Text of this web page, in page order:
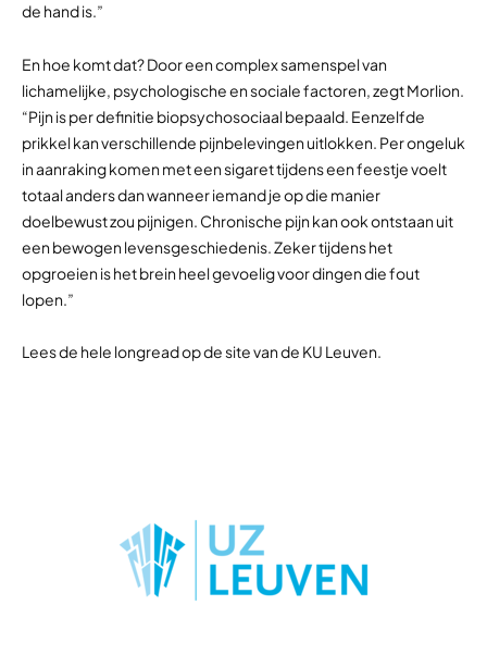
de hand is.”
En hoe komt dat? Door een complex samenspel van
lichamelijke, psychologische en sociale factoren, zegt Morlion.
“Pijn is per definitie biopsychosociaal bepaald. Eenzelfde
prikkel kan verschillende pijnbelevingen uitlokken. Per ongeluk
in aanraking komen met een sigaret tijdens een feestje voelt
totaal anders dan wanneer iemand je op die manier
doelbewust zou pijnigen. Chronische pijn kan ook ontstaan uit
een bewogen levensgeschiedenis. Zeker tijdens het
opgroeien is het brein heel gevoelig voor dingen die fout
lopen.”
Lees de hele longread op de site van de KU Leuven.